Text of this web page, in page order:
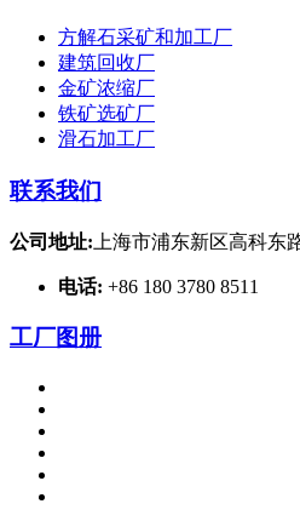
方解石采矿和加工厂
建筑回收厂
金矿浓缩厂
铁矿选矿厂
滑石加工厂
联系我们
公司地址: 上海市浦东新区高科东
电话: +86 180 3780 8511
工厂图册